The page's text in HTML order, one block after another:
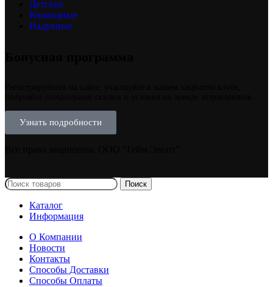
Детские
Командные
Надувные
Узнать подробности
Поиск
Каталог
Информация
О Компании
Новости
Контакты
Способы Доставки
Способы Оплаты